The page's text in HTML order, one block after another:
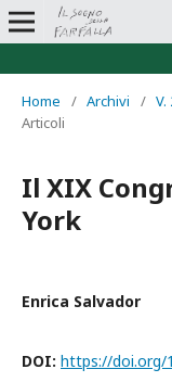
Home / Archivi /
Articoli
Il XIX
York
Enrica Salvador
DOI: https://doi.org/